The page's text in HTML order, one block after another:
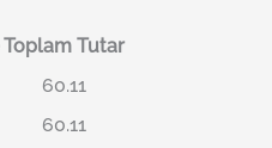
Toplam Tutar
60.11
60.11